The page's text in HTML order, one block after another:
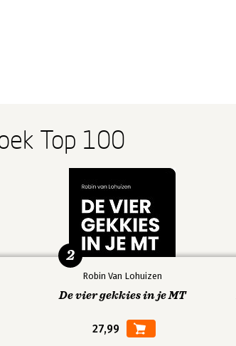
Top 100
Robin Van Lohuizen
De vier gekkies in je MT
27,99
2